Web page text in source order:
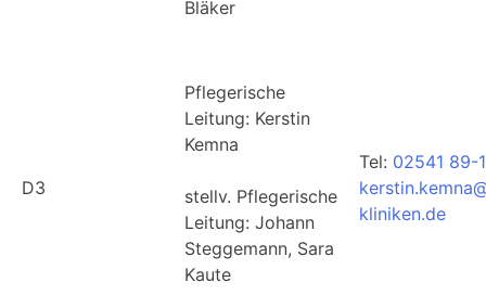
Bläker
D3
Pflegerische
Leitung: Kerstin
Kemna
stellv. Pflegerische
Leitung: Johann
Steggemann, Sara
Kaute
Tel: 02541 89-
kliniken.de